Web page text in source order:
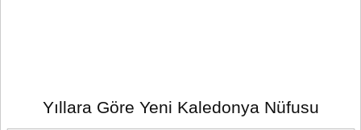
Yıllara Göre Yeni Kaledonya Nüfusu